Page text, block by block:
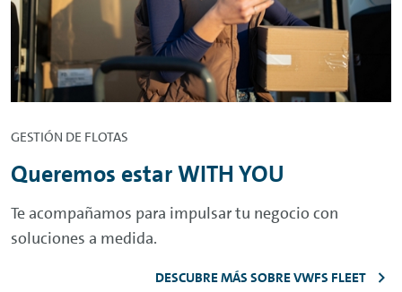
GESTIÓN DE FLOTAS
Queremos estar WITH YOU
Te acompañamos para impulsar tu negocio con
soluciones a medida.
DESCUBRE MÁS SOBRE VWFS FLEET